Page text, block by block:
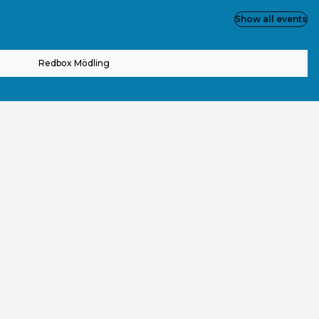
Redbox Mödling
Show all events